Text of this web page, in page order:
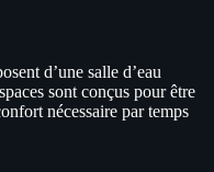
d’une salle d’eau
sont conçus pour être
nécessaire par temps